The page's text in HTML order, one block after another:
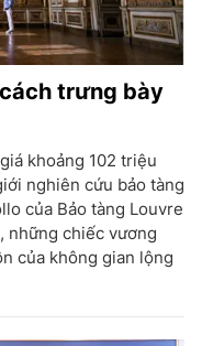
trưng bày
khoảng 102 triệu
nghiên cứu bảo tàng
của Bảo tàng Louvre
những chiếc vương
của không gian lộng